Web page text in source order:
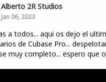
Alberto 2R Studios
Jan 06, 2023
a todos... aqui os dejo el
de Cubase Pro...
muy completo... espero que